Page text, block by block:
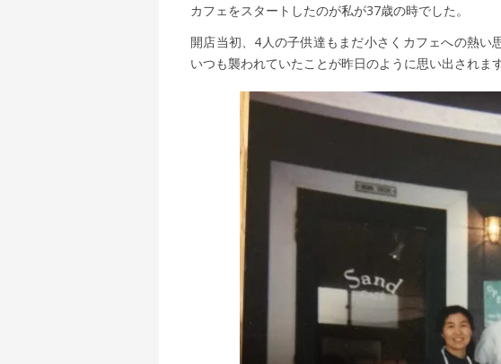
カフェをスタートしたのが私が37歳の時でした。
開店当初、4人の子供達もまだ小さくカフェへの熱
いつも襲われていたことが昨日のように思い出されます